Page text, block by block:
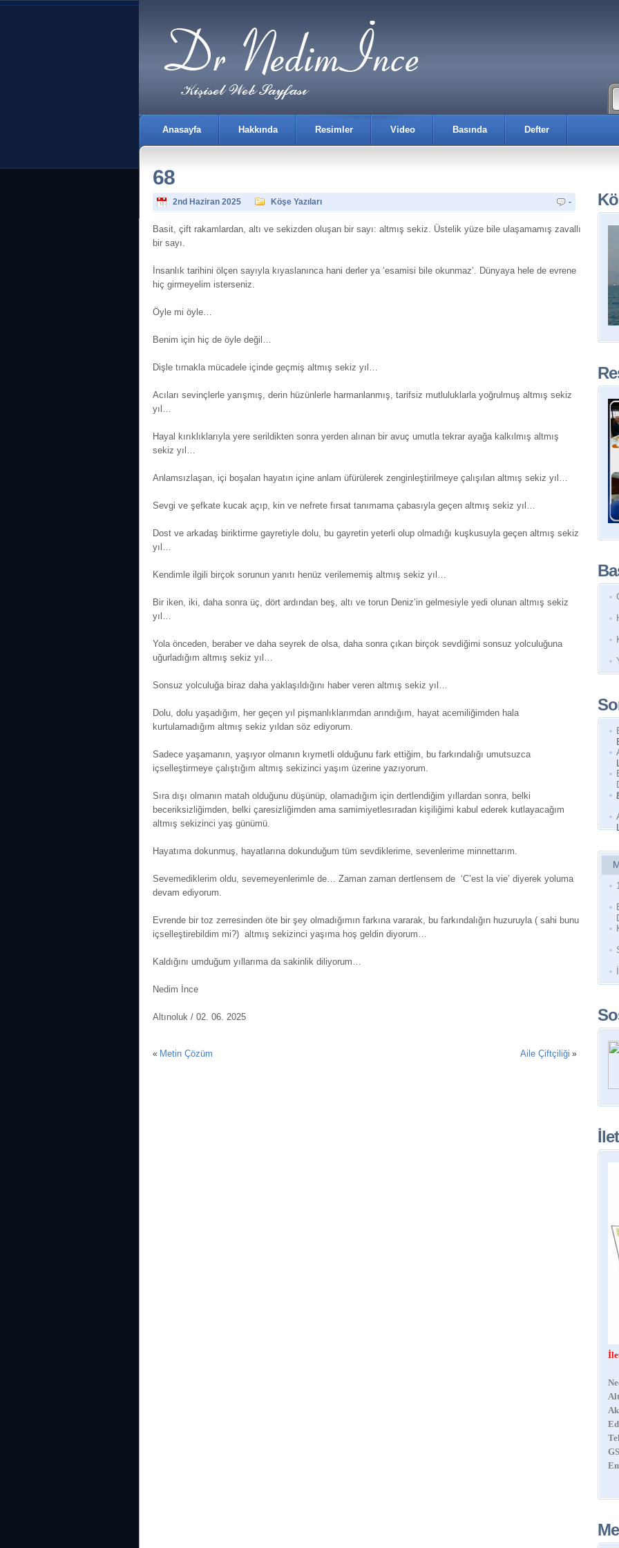
Anasayfa Hakkında Resimler Video Basında Defter
68
2nd Haziran 2025 Köşe Yazıları -
Basit, çift rakamlardan, altı ve sekizden oluşan bir sayı: altmış sekiz. Üstelik yüze bile ulaşamamış zavallı
bir sayı.
İnsanlık tarihini ölçen sayıyla kıyaslanınca hani derler ya ‘esamisi bile okunmaz’. Dünyaya hele de evrene
hiç girmeyelim isterseniz.
Öyle mi öyle…
Benim için hiç de öyle değil…
Dişle tırnakla mücadele içinde geçmiş altmış sekiz yıl…
Acıları sevinçlerle yarışmış, derin hüzünlerle harmanlanmış, tarifsiz mutluluklarla yoğrulmuş altmış sekiz
yıl…
Hayal kırıklıklarıyla yere serildikten sonra yerden alınan bir avuç umutla tekrar ayağa kalkılmış altmış
sekiz yıl…
Anlamsızlaşan, içi boşalan hayatın içine anlam üfürülerek zenginleştirilmeye çalışılan altmış sekiz yıl…
Sevgi ve şefkate kucak açıp, kin ve nefrete fırsat tanımama çabasıyla geçen altmış sekiz yıl…
Dost ve arkadaş biriktirme gayretiyle dolu, bu gayretin yeterli olup olmadığı kuşkusuyla geçen altmış sekiz
yıl…
Kendimle ilgili birçok sorunun yanıtı henüz verilememiş altmış sekiz yıl…
Bir iken, iki, daha sonra üç, dört ardından beş, altı ve torun Deniz’in gelmesiyle yedi olunan altmış sekiz
yıl…
Yola önceden, beraber ve daha seyrek de olsa, daha sonra çıkan birçok sevdiğimi sonsuz yolculuğuna
uğurladığım altmış sekiz yıl…
Sonsuz yolculuğa biraz daha yaklaşıldığını haber veren altmış sekiz yıl…
Dolu, dolu yaşadığım, her geçen yıl pişmanlıklarımdan arındığım, hayat acemiliğimden hala
kurtulamadığım altmış sekiz yıldan söz ediyorum.
Sadece yaşamanın, yaşıyor olmanın kıymetli olduğunu fark ettiğim, bu farkındalığı umutsuzca
içselleştirmeye çalıştığım altmış sekizinci yaşım üzerine yazıyorum.
Sıra dışı olmanın matah olduğunu düşünüp, olamadığım için dertlendiğim yıllardan sonra, belki
beceriksizliğimden, belki çaresizliğimden ama samimiyetlesıradan kişiliğimi kabul ederek kutlayacağım
altmış sekizinci yaş günümü.
Hayatıma dokunmuş, hayatlarına dokunduğum tüm sevdiklerime, sevenlerime minnettarım.
Sevemediklerim oldu, sevemeyenlerimle de… Zaman zaman dertlensem de ‘C’est la vie’ diyerek yoluma
devam ediyorum.
Evrende bir toz zerresinden öte bir şey olmadığımın farkına vararak, bu farkındalığın huzuruyla ( sahi bunu
içselleştirebildim mi?) altmış sekizinci yaşıma hoş geldin diyorum…
Kaldığını umduğum yıllarıma da sakinlik diliyorum…
Nedim İnce
Altınoluk / 02. 06. 2025
« Metin Çözüm Aile Çiftçiliği »